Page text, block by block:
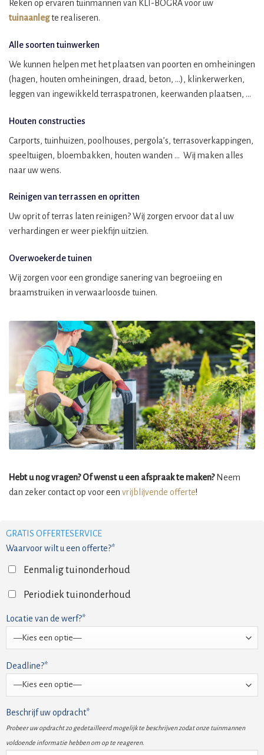
Reken op ervaren tuinmannen van KLI-BOGRA voor uw
tuinaanlegte realiseren.
Alle soorten tuinwerken
We kunnen helpen met het plaatsen van poorten en omheiningen
(hagen, houten omheiningen, draad, beton, …), klinkerwerken,
leggen van ingewikkeld terraspatronen, keerwanden plaatsen, …
Houten constructies
Carports, tuinhuizen, poolhouses, pergola’s, terrasoverkappingen,
speeltuigen, bloembakken, houten wanden … Wij maken alles
naar uw wens.
Reinigen van terrassen en opritten
Uw oprit of terras laten reinigen? Wij zorgen ervoor dat al uw
verhardingen er weer piekfijn uitzien.
Overwoekerde tuinen
Wij zorgen voor een grondige sanering van begroeiing en
braamstruiken in verwaarloosde tuinen.
Hebt u nog vragen? Of wenst u een afspraak te maken?Neem
dan zeker contact op voor een vrijblijvende offerte!
GRATIS OFFERTESERVICE
Waarvoor wilt u een offerte?*
Eenmalig tuinonderhoud
Periodiek tuinonderhoud
Locatie van de werf?*
Deadline?*
Beschrijf uw opdracht*
Probeer uw opdracht zo gedetailleerd mogelijk te beschrijven zodat onze tuinmannen
voldoende informatie hebben om op te reageren.